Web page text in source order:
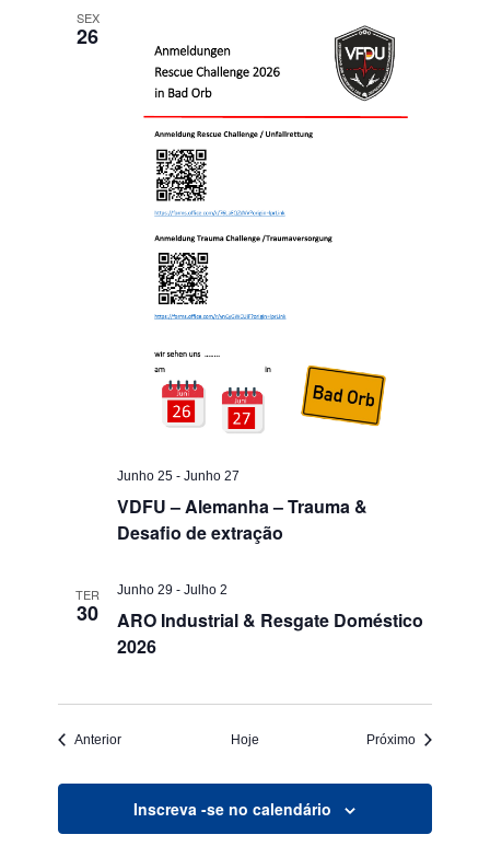
SEX
26
Junho 25 -Junho 27
VDFU – Alemanha – Trauma &
Desafio de extração
TER
30
Junho 29 -Julho 2
ARO Industrial & Resgate Doméstico
2026
AnteriorEventos Hoje PróximoEventos
Inscreva -se no calendário